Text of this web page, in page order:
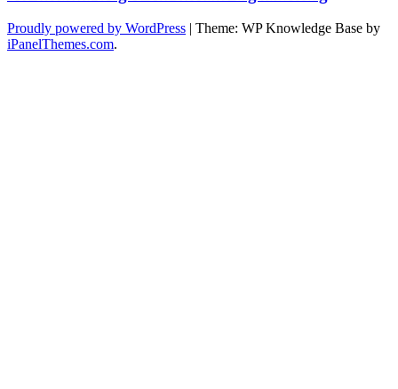
Proudly powered by WordPress | Theme: WP Knowledge Base by
iPanelThemes.com.